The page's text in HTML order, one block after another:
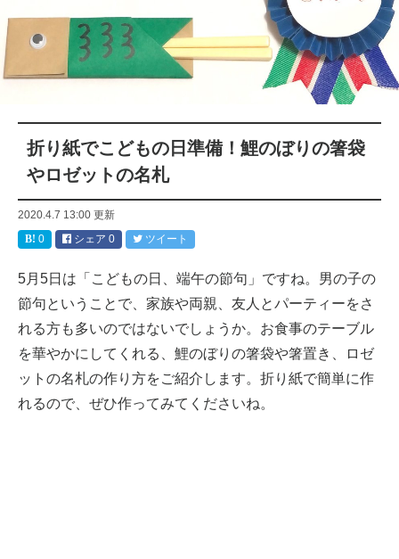
折り紙でこどもの日準備！鯉のぼりの箸袋
やロゼットの名札
2020.4.7 13:00 更新
0
シェア 0 ツイート
5月5日は「こどもの日、端午の節句」ですね。男の子の
節句ということで、家族や両親、友人とパーティーをさ
れる方も多いのではないでしょうか。お食事のテーブル
を華やかにしてくれる、鯉のぼりの箸袋や箸置き、ロゼ
ットの名札の作り方をご紹介します。折り紙で簡単に作
れるので、ぜひ作ってみてくださいね。